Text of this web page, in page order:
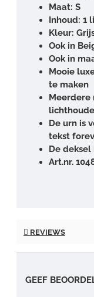
Maat: S
Inhoud: 1
Kleur:
Ook in
Ook in
Mooie
te maken
Meerdere
De urn is
tekst
De
Art.nr.
REVIEWS
GEEF